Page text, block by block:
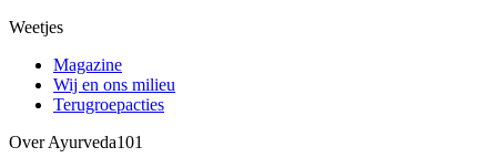
Weetjes
Magazine
Wij en ons milieu
Terugroepacties
Over Ayurveda101